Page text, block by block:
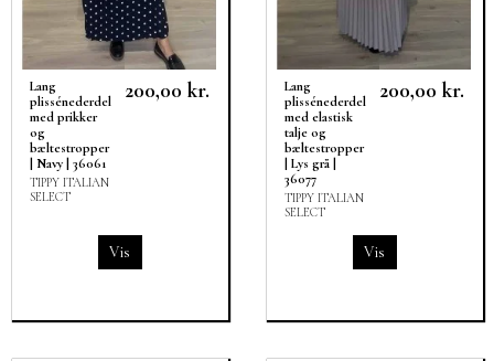
Lang
plissénederdel
med prikker
og
bæltestropper
| Navy | 36061
TIPPY ITALIAN
SELECT
200,00 kr.
Vis
Lang
plissénederdel
med elastisk
talje og
bæltestropper
| Lys grå |
36077
TIPPY ITALIAN
SELECT
200,00 kr.
Vis